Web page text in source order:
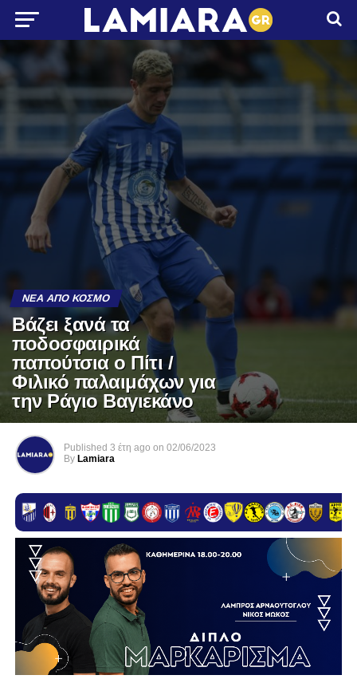
ΝΈΑ ΑΠΌ ΚΌΣΜΟ
Βάζει ξανά τα
ποδοσφαιρικά
παπούτσια ο Πίτι /
Φιλικό παλαιμάχων για
την Ράγιο Βαγιεκάνο
Published 3 έτη ago on 02/06/2023
By Lamiara